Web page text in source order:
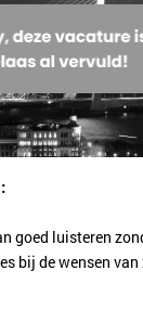
goed luisteren
bij de wensen